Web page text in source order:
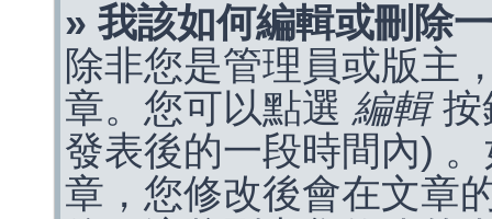
» 我該如何編輯或刪除
除非您是管理員或版主
章。您可以點選 編輯按
發表後的一段時間內)
章，您修改後會在文章